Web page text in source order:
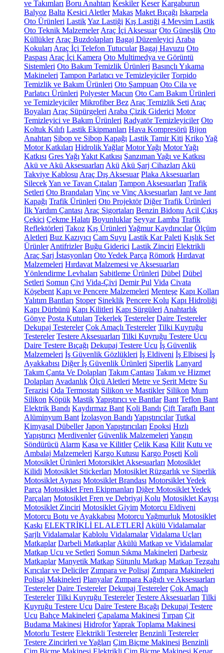
ve Takımları Boru Anahtarı Keskiler Keser Kargaburun
Balyoz Balta Kesici Aletler Makas Maket Bıçağı Iskarpela
Oto Ürünleri LastikYaz Lastiği Kış Lastiği 4 Mevsim Lastik
Oto Teknik Malzemeler Araç İçi Aksesuar Oto Güneşlik Oto
Küllükler Araç Buzdolapları Bagaj Düzenleyici Araba
Kokuları Araç İçi Telefon Tutucular Bagaj Havuzu Oto
Paspası Araç İçi Kamera Oto Multimedya ve Görüntü
Sistemleri Oto Bakım Temizlik Ürünleri Basınçlı Yıkama
Makineleri Tampon Parlatıcı ve Temizleyiciler Torpido
Temizlik ve Bakım Ürünleri Oto Şampuan Oto Cila ve
Parlatıcı Ürünleri Polyester Macun Oto Cam Bakım Ürünleri
ve Temizleyiciler Mikrofiber Bez Araç Temizlik Seti Araç
Boyaları Araç Süpürgeleri Araba Çizik Giderici Motor
Temizleyici ve Bakım Ürünleri Radyatör Temizleyiciler Oto
Koltuk Kılıfı Lastik Ekipmanları Hava Kompresörü Bijon
Anahtarı Sibop ve Sibop Kapağı Lastik Tamir Kiti KrikoYağ
Motor Katkıları Hidrolik Yağlar Motor Yağı Motor Yağı
Katkısı Gres Yağı Yakıt Katkısı Şanzıman Yağı ve Katkısı
Akü ve Akü Aksesuarları Akü Akü Şarj Cihazları Akü
Takviye Kablosu Araç Dış Aksesuar Plaka Aksesuarları
SilecekYan ve Tavan Çıtaları Tampon Aksesuarları Trafik
Setleri Oto Brandaları Vinç ve Vinç Aksesuarları Jant ve Jant
Kapağı Trafik Ürünleri Oto Projektör Diğer Trafik Ürünleri
İlk Yardım Çantası Araç Sigortaları Benzin Bidonu Acil Çıkış
Çekici Çekme Halatı Boyunluklar Seyyar Lamba Trafik
Reflektörleri Takoz Kış Ürünleri Yağmur Kaydırıcılar Ölçüm
Aletleri Buz Kazıyıcı Cam Suyu Lastik Kar Paleti Kışlık Set
Ürünler Antifrizler Buğu Giderici Lastik Zinciri Elektrikli
Araç Şarj İstasyonları Oto Yedek Parça Römork Hırdavat
Malzemeleri Hırdavat Malzemesi ve Aksesuarları
Yönlendirme Levhaları Sabitleme Ürünleri Dübel Dübel
Setleri Somun Çivi Vida-Çivi Demir Pul Vida Civata
Köşebent Kapı ve Pencere Malzemeleri Menteşe Kapı Kolları
Yalıtım Bantları Stoper Sineklik Pencere Kolu Kapı Hidroliği
Kapı Dürbünü Kapı Kilitleri Kapı Sürgüleri Anahtarlık
Gönye Posta Kutuları Tekerlek Testereler Daire Testereler
Dekupaj Testereler Çok Amaçlı Testereler Tilki Kuyruğu
Testereler Testere Aksesuarları Tilki Kuyruğu Testere Ucu
Daire Testere Bıçağı Dekupaj Testere Ucu İş Güvenlik
Malzemeleri İş Güvenlik Gözlükleri İş Eldiveni İş Elbisesi İş
Ayakkabısı Diğer İş Güvenlik Ürünleri Siperlik Lanyard
Takım Çanta Ve Dolapları Takım Çantası Takım ve Hizmet
Dolapları Avadanlık Ölçü Aletleri Metre ve Şerit Metre Su
Terazisi Oda Termostatı Silikon ve Mastikler Silikon Mum
Silikon Köpük MastikYapıştırıcı ve Bantlar Bant Teflon Bant
Elektrik Bandı Kaydırmaz Bant Koli Bandı Çift Taraflı Bant
Alüminyum Bant İzolasyon Bandı Yapıştırıcılar Tutkal
Kimyasal Dübeller Japon Yapıştırıcıları Epoksi Hızlı
Yapıştırıcı Merdivenler Güvenlik Malzemeleri Yangın
Söndürücü Alarm Kasa ve Kilitler Çelik Kasa Kilit Kutu ve
Ambalaj Malzemeleri Kargo Kutusu Kargo Poşeti Koli
Motosiklet Ürünleri Motorsiklet Aksesuarları Motosiklet
Kilidi Motosiklet Stickerları Motosiklet Rüzgarlık ve Siperlik
Motosiklet Aynası Motosiklet Brandası Motorsiklet Yedek
Parça Motosiklet Fren Ekipmanları Diğer Motosiklet Yedek
Parçaları Motosiklet Fren ve Debriyaj Kolu Motosiklet Kayışı
Motosiklet Zinciri Motosiklet Giyim Motorcu Eldiveni
Motorcu Botu ve Ayakkabısı Motorcu Yağmurluk Motosiklet
Kaskı ELEKTRİKLİ EL ALETLERİ Akülü Vidalamalar
Şarjlı Vidalamalar Kablolu Vidalamalar Vidalama Uçları
Matkaplar Darbeli Matkaplar Akülü Matkap ve Vidalamalar
Matkap Ucu ve Setleri Somun Sıkma Makineleri Darbesiz
Matkaplar Manyetik Matkap Sütunlu Matkap Matkap Tezgahı
Kırıcılar ve Deliciler Zımpara ve Polisaj Zımpara Makineleri
Polisaj Makineleri Planyalar Zımpara Kağıdı ve Aksesuarları
Testereler Daire Testereler Dekupaj Testereler Çok Amaçlı
Testereler Tilki Kuyruğu Testereler Testere Aksesuarları Tilki
Kuyruğu Testere Ucu Daire Testere Bıçağı Dekupaj Testere
Ucu Bahçe Makineleri Çapalama Makinesi Tırpan Çit
Budama Makinesi HidroforYaprak Toplama Makinesi
Motorlu Testere Elektrikli Testereler Benzinli Testereler
Testere Zincirleri ve Yağları Çim Biçme Makinesi Benzinli
Çim Biçme Makinesi Elektrikli Çim Biçme Makinesi Kenar